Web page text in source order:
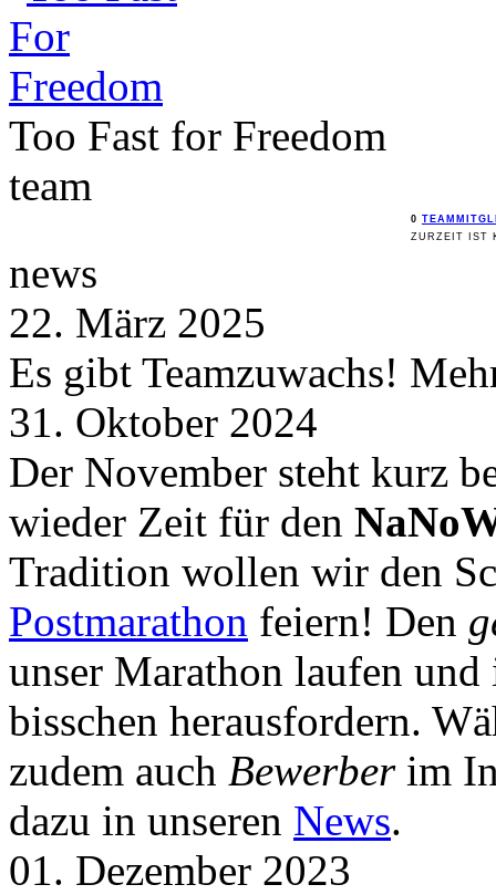
Too Fast for Freedom
team
0
ZURZEIT IST
news
22. März 2025
Es gibt Teamzuwachs!
31. Oktober 2024
Der November steht kurz
wieder Zeit für den
Tradition wollen wir den
Postmarathon feiern! Den
unser Marathon laufen
bisschen herausfordern.
zudem auch Bewerberim
dazu in unseren News.
01. Dezember 2023